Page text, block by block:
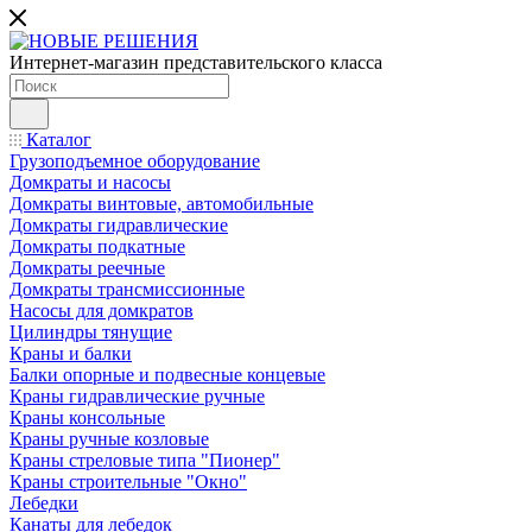
Интернет-магазин представительского класса
Каталог
Грузоподъемное оборудование
Домкраты и насосы
Домкраты винтовые, автомобильные
Домкраты гидравлические
Домкраты подкатные
Домкраты реечные
Домкраты трансмиссионные
Насосы для домкратов
Цилиндры тянущие
Краны и балки
Балки опорные и подвесные концевые
Краны гидравлические ручные
Краны консольные
Краны ручные козловые
Краны стреловые типа "Пионер"
Краны строительные "Окно"
Лебедки
Канаты для лебедок